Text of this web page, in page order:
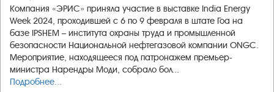
Компания «ЭРИС» приняла участие в выставке India Energy
Week 2024, проходившей с 6 по 9 февраля в штате Гоа на
базе IPSHEM – института охраны труда и промышленной
безопасности Национальной нефтегазовой компании ONGC.
Мероприятие, находящееся под патронажем премьер-
министра Нарендры Моди, собрало бол...
Подробнее...